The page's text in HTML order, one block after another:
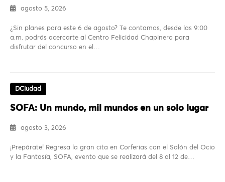
agosto 5, 2026
¿Sin planes para este 6 de agosto? Te contamos, desde las 9:00
a.m. podrás acercarte al Centro Felicidad Chapinero para
disfrutar del concurso en el…
DCiudad
SOFA: Un mundo, mil mundos en un solo lugar
agosto 3, 2026
¡Prepárate! Regresa la gran cita en Corferias con el Salón del Ocio
y la Fantasía, SOFA, evento que se realizará del 8 al 12 de…